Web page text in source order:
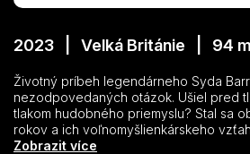
2023 | Velká Británie | 94
Životný príbeh legendárneho Syda
nezodpovedaných otázok. Ušiel pred
tlakom hudobného priemyslu? Stal sa
rokov a ich voľnomyšlienkárskeho
Alebo sa zhoršilo jeho dovtedy
Zobrazit více